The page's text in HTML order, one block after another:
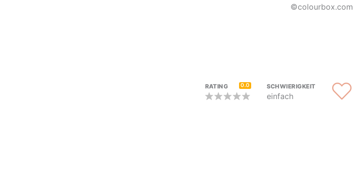
©colourbox.com
RATING 0.0 SCHWIERIGKEIT
einfach